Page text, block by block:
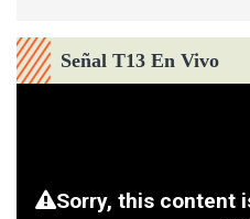
Señal T13 En Vivo